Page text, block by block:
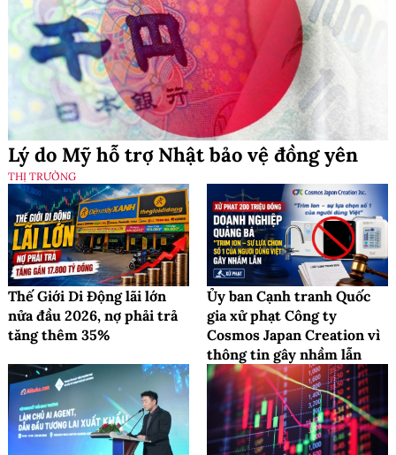
Lý do Mỹ hỗ trợ Nhật bảo vệ đồng yên
THỊ TRƯỜNG
Thế Giới Di Động lãi lớn
nửa đầu 2026, nợ phải trả
tăng thêm 35%
Ủy ban Cạnh tranh Quốc
gia xử phạt Công ty
Cosmos Japan Creation vì
thông tin gây nhầm lẫn